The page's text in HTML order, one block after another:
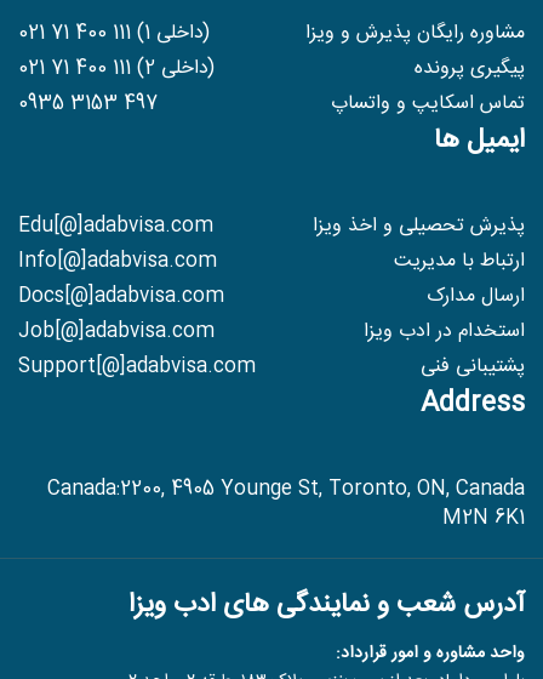
مشاوره رایگان پذیرش و ویزا
(داخلی 1) 021 71 400 111
پیگیری پرونده
(داخلی 2) 021 71 400 111
تماس اسکایپ و واتساپ
0935 3153 497
ایمیل ها
پذیرش تحصیلی و اخذ ویزا
Edu[@]adabvisa.com
ارتباط با مدیریت
Info[@]adabvisa.com
ارسال مدارک
Docs[@]adabvisa.com
استخدام در ادب ویزا
Job[@]adabvisa.com
پشتیبانی فنی
Support[@]adabvisa.com
Address
Canada:2200, 4905 Younge St, Toronto, ON, Canada
M2N 6K1
آدرس شعب و نمایندگی های ادب ویزا
واحد مشاوره و امور قرارداد: